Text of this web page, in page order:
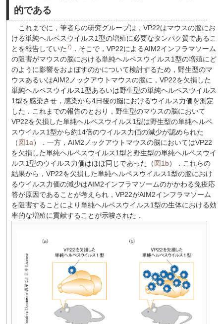
的である
これまでに，筆者らの研究グループは，VP22はマウスの脳にお
ける単純ヘルペスウイルス1型の増殖に必要なタンパク質であるこ
とを報告していた7) ．そこで，VP22によるAIM2インフラマソーム
の阻害がマウスの脳における単純ヘルペスウイルス1型の増殖にど
のように影響をおよぼすのかについて検討するため，野生型のマ
ウスあるいはAIM2ノックアウトマウスの脳に，VP22を欠損した
単純ヘルペスウイルス1型あるいは野生型の単純ヘルペスウイルス
1型を感染させ，感染から4日後の脳におけるウイルス力価を測定
した．これまでの報告のとおり，野生型のマウスの脳において
VP22を欠損した単純ヘルペスウイルス1型は野生型の単純ヘルペ
スウイルス1型から約14倍のウイルス力価の減少が認められた
（ 図1a）．一方，AIM2ノックアウトマウスの脳においてはVP22
を欠損した単純ヘルペスウイルス1型と野生型の単純ヘルペスウイ
ルス1型のウイルス力価はほぼ同じであった（ 図1b）．これらの
結果から，VP22を欠損した単純ヘルペスウイルス1型の脳におけ
るウイルス力価の減少はAIM2インフラマソームのかかわる免疫応
答が原因であることが考えられ，VP22がAIM2インフラマソーム
を阻害することにより単純ヘルペスウイルス1型の生体における効
率的な増殖に貢献することが示唆された．